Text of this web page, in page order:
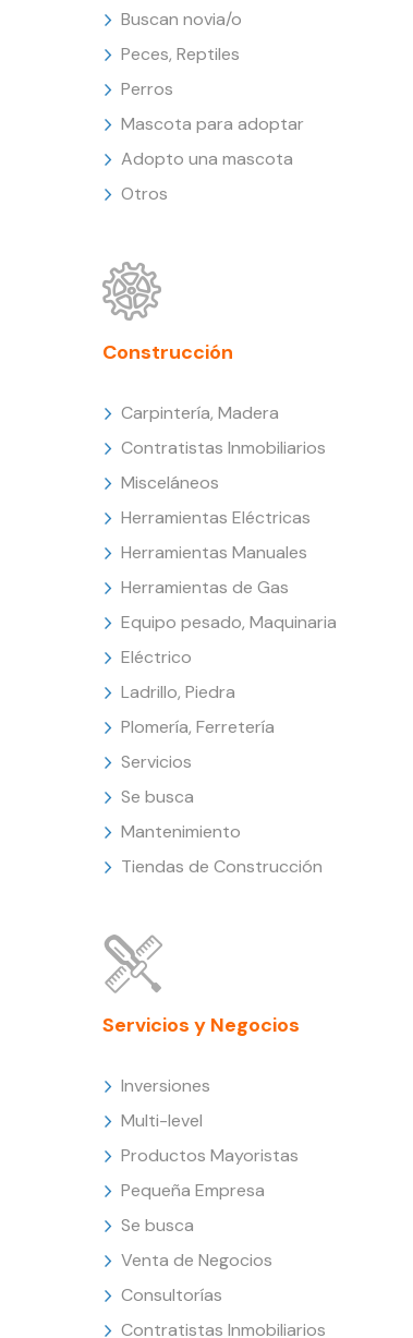
Buscan novia/o
Peces, Reptiles
Perros
Mascota para adoptar
Adopto una mascota
Otros
Construcción
Carpintería, Madera
Contratistas Inmobiliarios
Misceláneos
Herramientas Eléctricas
Herramientas Manuales
Herramientas de Gas
Equipo pesado, Maquinaria
Eléctrico
Ladrillo, Piedra
Plomería, Ferretería
Servicios
Se busca
Mantenimiento
Tiendas de Construcción
Servicios y Negocios
Inversiones
Multi-level
Productos Mayoristas
Pequeña Empresa
Se busca
Venta de Negocios
Consultorías
Contratistas Inmobiliarios